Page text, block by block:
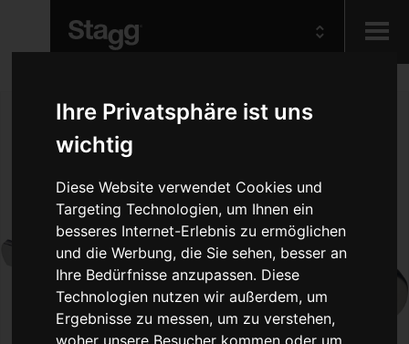
Ihre Privatsphäre ist uns
wichtig
Diese Website verwendet Cookies und
Targeting Technologien, um Ihnen ein
besseres Internet-Erlebnis zu ermöglichen
und die Werbung, die Sie sehen, besser an
Ihre Bedürfnisse anzupassen. Diese
Technologien nutzen wir außerdem, um
Ergebnisse zu messen, um zu verstehen,